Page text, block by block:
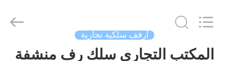
الصفحة
أرفف سلكية تجارية
المكتب التجاري سلك رف منشفة